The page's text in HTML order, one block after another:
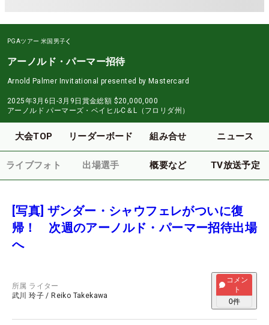
PGAツアー 米国男子
アーノルド・パーマー招待
Arnold Palmer Invitational presented by Mastercard
2025年3月6日-3月9日 賞金総額 $20,000,000
アーノルド パーマーズ・ベイヒルC＆L（フロリダ州）
大会TOP リーダーボード 組み合せ ニュース
ライブフォト 出場選手 概要など TV放送予定
[写真] ザンダー・シャウフェレがついに復
帰！ 次週のアーノルド・パーマー招待出場
へ
所属 ライター
武川 玲子 / Reiko Takekawa
コメン
ト
0件